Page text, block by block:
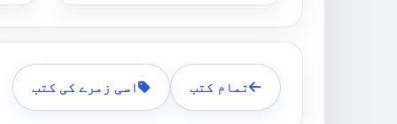
تمام کتب اسی زمرے کی کتب